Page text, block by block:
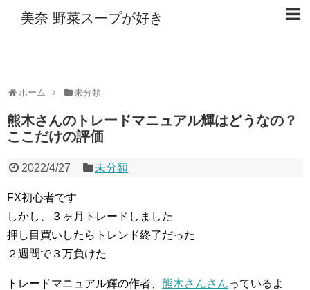
美奈 野菜スープが好き
ホーム 未分類
熊木さんのトレードマニュアル輝はどうなの？
ここだけの評価
2022/4/27 未分類
FX初心者です
しかし、３ヶ月トレードしました
押し目買いしたらトレンド終了だった
２週間で３万負けた
トレードマニュアル輝の作者、 熊木さんさんっているよ